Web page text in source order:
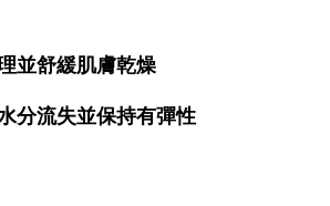
並舒緩肌膚乾燥
分流失並保持有彈性